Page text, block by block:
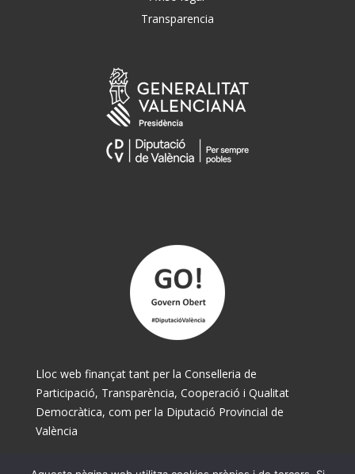
Transparencia
Lloc web finançat tant per la Conselleria de
Participació, Transparència, Cooperació i Qualitat
Democràtica, com per la Diputació Provincial de
València